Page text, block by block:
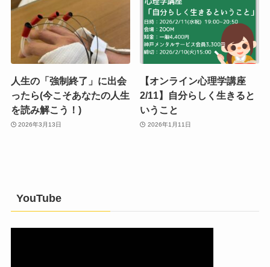
人生の「強制終了」に出会
ったら(今こそあなたの人生
を読み解こう！)
2026年3月13日
【オンライン心理学講座
2/11】自分らしく生きると
いうこと
2026年1月11日
YouTube